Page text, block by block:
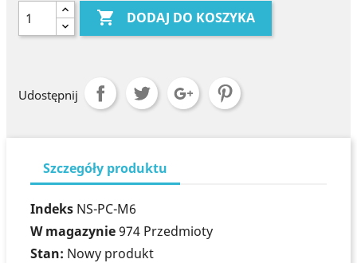
 DODAJ DO KOSZYKA
Udostępnij
Szczegóły produktu
Indeks NS-PC-M6
W magazynie974 Przedmioty
Stan: Nowy produkt